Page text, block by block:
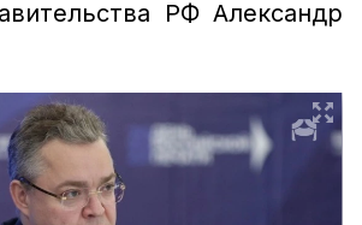
РФ Александр